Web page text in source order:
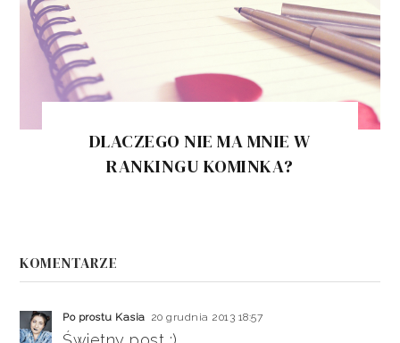
DLACZEGO NIE MA MNIE W
RANKINGU KOMINKA?
KOMENTARZE
Po prostu Kasia 20 grudnia 2013 18:57